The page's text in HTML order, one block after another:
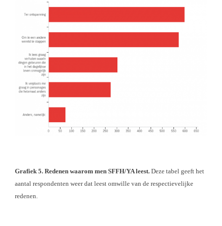
Grafiek 5. Redenen waarom men SFFH/YA leest. Deze tabel geeft het
aantal respondenten weer dat leest omwille van de respectievelijke
redenen.